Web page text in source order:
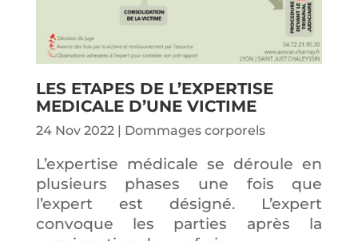
LES ETAPES DE L’EXPERTISE
MEDICALE D’UNE VICTIME
24 Nov 2022| Dommages corporels
L’expertise médicale se déroule en
plusieurs phases une fois que
l’expert est désigné. L’expert
convoque les parties après la